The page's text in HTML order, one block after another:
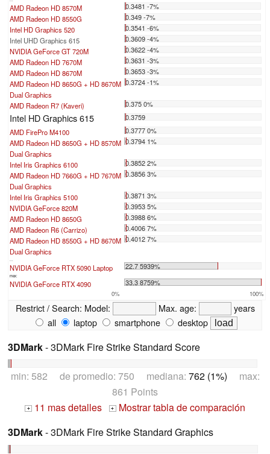
AMD Radeon HD 8570M
0.3481 -7%
AMD Radeon HD 8550G
0.349 -7%
Intel HD Graphics 520
0.3541 -6%
Intel UHD Graphics 615
0.3609 -4%
NVIDIA GeForce GT 720M
0.3622 -4%
AMD Radeon HD 7670M
0.3631 -3%
AMD Radeon HD 8670M
0.3653 -3%
AMD Radeon HD 8650G + HD 8670M
Dual Graphics
0.3724 -1%
AMD Radeon R7 (Kaveri) 0.375 0%
Intel HD Graphics 615
0.3759
AMD FirePro M4100
0.3777 0%
AMD Radeon HD 8650G + HD 8570M
Dual Graphics
0.3794 1%
Intel Iris Graphics 6100
0.3852 2%
AMD Radeon HD 7660G + HD 7670M
Dual Graphics
0.3856 3%
Intel Iris Graphics 5100
0.3871 3%
NVIDIA GeForce 820M
0.3953 5%
AMD Radeon HD 8650G
0.3988 6%
AMD Radeon R6 (Carrizo)
0.4006 7%
AMD Radeon HD 8550G + HD 8670M
Dual Graphics
0.4012 7%
NVIDIA GeForce RTX 5090 Laptop 22.7 5939%
max:
NVIDIA GeForce RTX 4090 33.3 8759%
0% 100%
Restrict / Search: Model: Max. age:
years
all
laptop smartphone desktop
3DMark- 3DMark Fire Strike Standard Score
min: 582 de promedio: 750 mediana: 762 (1%) max:
861 Points
+ 11 mas detalles + Mostrar tabla de comparación
3DMark- 3DMark Fire Strike Standard Graphics